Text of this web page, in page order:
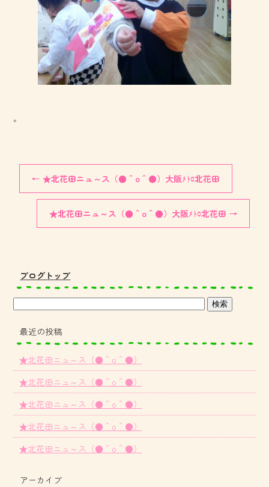
。
← ★北花田ニュ～ス（●＾o＾●）大阪ﾒﾄﾛ北花田
★北花田ニュ～ス（●＾o＾●）大阪ﾒﾄﾛ北花田 →
ブログトップ
最近の投稿
★北花田ニュ～ス（●＾o＾●）
★北花田ニュ～ス（●＾o＾●）
★北花田ニュ～ス（●＾o＾●）
★北花田ニュ～ス（●＾o＾●）
★北花田ニュ～ス（●＾o＾●）
アーカイブ